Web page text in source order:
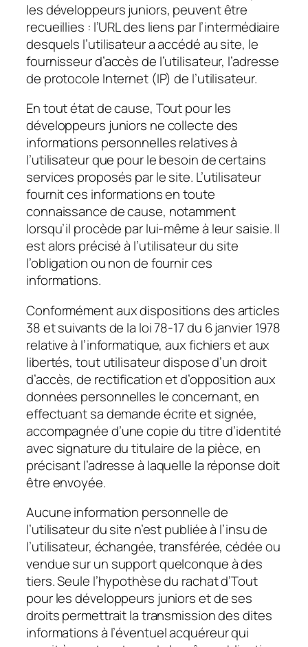
les développeurs juniors, peuvent être
recueillies : l’URL des liens par l’intermédiaire
desquels l’utilisateur a accédé au site, le
fournisseur d’accès de l’utilisateur, l’adresse
de protocole Internet (IP) de l’utilisateur.
En tout état de cause, Tout pour les
développeurs juniors ne collecte des
informations personnelles relatives à
l’utilisateur que pour le besoin de certains
services proposés par le site. L’utilisateur
fournit ces informations en toute
connaissance de cause, notamment
lorsqu’il procède par lui-même à leur saisie. Il
est alors précisé à l’utilisateur du site
l’obligation ou non de fournir ces
informations.
Conformément aux dispositions des articles
38 et suivants de la loi 78-17 du 6 janvier 1978
relative à l’informatique, aux fichiers et aux
libertés, tout utilisateur dispose d’un droit
d’accès, de rectification et d’opposition aux
données personnelles le concernant, en
effectuant sa demande écrite et signée,
accompagnée d’une copie du titre d’identité
avec signature du titulaire de la pièce, en
précisant l’adresse à laquelle la réponse doit
être envoyée.
Aucune information personnelle de
l’utilisateur du site n’est publiée à l’insu de
l’utilisateur, échangée, transférée, cédée ou
vendue sur un support quelconque à des
tiers. Seule l’hypothèse du rachat d’Tout
pour les développeurs juniors et de ses
droits permettrait la transmission des dites
informations à l’éventuel acquéreur qui